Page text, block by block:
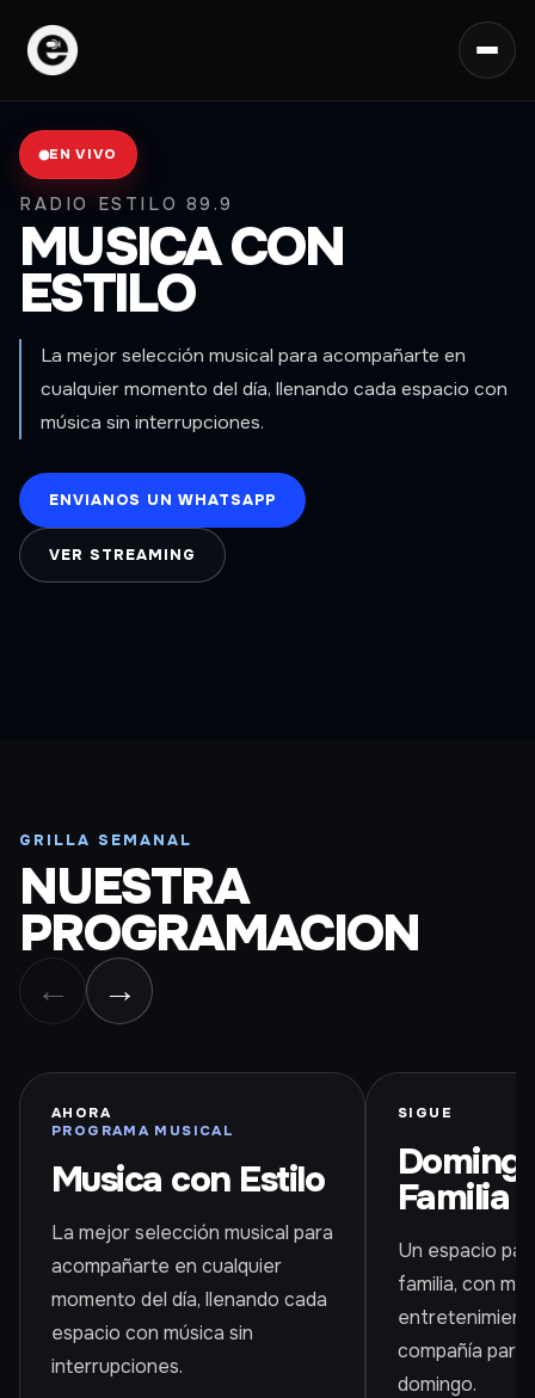
EN VIVO
RADIO ESTILO 89.9
MUSICA CON
ESTILO
La mejor selección musical para acompañarte en
cualquier momento del día, llenando cada espacio con
música sin interrupciones.
ENVIANOS UN WHATSAPP
VER STREAMING
GRILLA SEMANAL
NUESTRA
PROGRAMACION
← →
AHORA
PROGRAMA MUSICAL
Musica con Estilo
La mejor selección musical para
acompañarte en cualquier
momento del día, llenando cada
espacio con música sin
interrupciones.
SIGUE
Familia
Un espacio
familia, con
compañía
domingo.